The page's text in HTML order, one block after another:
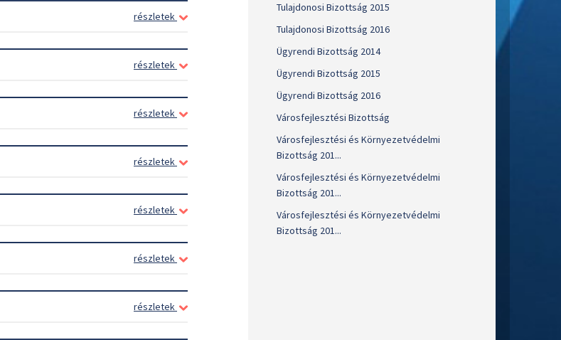
részletek
részletek
részletek
részletek
részletek
részletek
részletek
Tulajdonosi Bizottság 2015
Tulajdonosi Bizottság 2016
Ügyrendi Bizottság 2014
Ügyrendi Bizottság 2015
Ügyrendi Bizottság 2016
Városfejlesztési Bizottság
Városfejlesztési és Környezetvédelmi
Bizottság 201...
Városfejlesztési és Környezetvédelmi
Bizottság 201...
Városfejlesztési és Környezetvédelmi
Bizottság 201...